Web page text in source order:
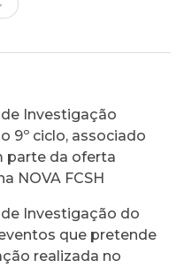
Investigação
9º ciclo, associado
parte da oferta
NOVA FCSH
Investigação do
que pretende
realizada no